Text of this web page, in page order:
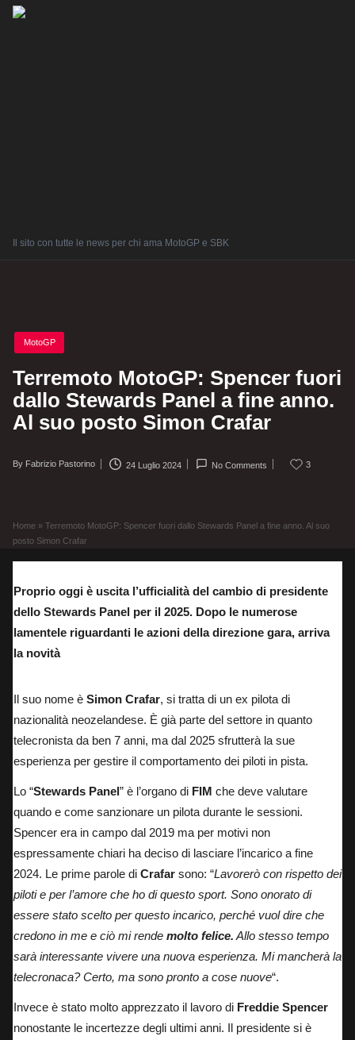
Il sito con tutte le news per chi ama MotoGP e SBK
Posted
in
MotoGP
Terremoto MotoGP: Spencer fuori
dallo Stewards Panel a fine anno.
Al suo posto Simon Crafar
Posted
By Fabrizio Pastorino 24 Luglio 2024 No Comments 3
Home » Terremoto MotoGP: Spencer fuori dallo Stewards Panel a fine anno. Al suo
posto Simon Crafar
Proprio oggi è uscita l’ufficialità del cambio di presidente
dello Stewards Panel per il 2025. Dopo le numerose
lamentele riguardanti le azioni della direzione gara, arriva
la novità
Il suo nome è Simon Crafar, si tratta di un ex pilota di
nazionalità neozelandese. È già parte del settore in quanto
telecronista da ben 7 anni, ma dal 2025 sfrutterà la sue
esperienza per gestire il comportamento dei piloti in pista.
Lo “Stewards Panel” è l’organo di FIM che deve valutare
quando e come sanzionare un pilota durante le sessioni.
Spencer era in campo dal 2019 ma per motivi non
espressamente chiari ha deciso di lasciare l’incarico a fine
2024. Le prime parole di Crafar sono: “Lavorerò con rispetto dei
piloti e per l’amore che ho di questo sport. Sono onorato di
essere stato scelto per questo incarico, perché vuol dire che
credono in me e ciò mi rende molto felice. Allo stesso tempo
sarà interessante vivere una nuova esperienza. Mi mancherà la
telecronaca? Certo, ma sono pronto a cose nuove“.
Invece è stato molto apprezzato il lavoro di Freddie Spencer
nonostante le incertezze degli ultimi anni. Il presidente si è